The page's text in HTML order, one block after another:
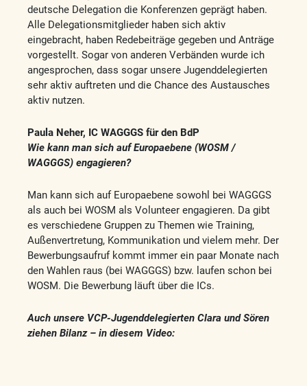
deutsche Delegation die Konferenzen geprägt haben.
Alle Delegationsmitglieder haben sich aktiv
eingebracht, haben Redebeiträge gegeben und Anträge
vorgestellt. Sogar von anderen Verbänden wurde ich
angesprochen, dass sogar unsere Jugenddelegierten
sehr aktiv auftreten und die Chance des Austausches
aktiv nutzen.
Paula Neher, IC WAGGGS für den BdP
Wie kann man sich auf Europaebene (WOSM /
WAGGGS) engagieren?
Man kann sich auf Europaebene sowohl bei WAGGGS
als auch bei WOSM als Volunteer engagieren. Da gibt
es verschiedene Gruppen zu Themen wie Training,
Außenvertretung, Kommunikation und vielem mehr. Der
Bewerbungsaufruf kommt immer ein paar Monate nach
den Wahlen raus (bei WAGGGS) bzw. laufen schon bei
WOSM. Die Bewerbung läuft über die ICs.
Auch unsere VCP-Jugenddelegierten Clara und Sören
ziehen Bilanz – in diesem Video: